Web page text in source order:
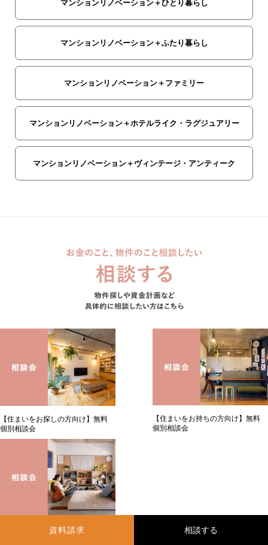
資料請求
マンションリノベーション＋ひとり暮らし
マンションリノベーション＋ふたり暮らし
マンションリノベーション＋ファミリー
マンションリノベーション＋ホテルライク・ラグジュアリー
マンションリノベーション＋ヴィンテージ・アンティーク
【住まいをお探しの方向け】無料
個別相談会
【住まいをお持ちの方向け】無料
個別相談会
＜マンション購入のための＞リノベ